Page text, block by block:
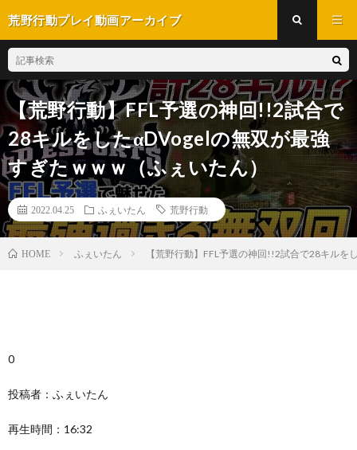
荒野行動プレイ動画アーカイブ
【荒野行動】FFL予選の神回!!2試合で
28キルをしたαDVogelの無双が最強
すぎたｗｗｗ（ふぇいたん）
2022.04.25 ふぇいたん 荒野行動
HOME ふぇいたん 【荒野行動】FFL予選の神回!!2試合で28キルを
0
投稿者：ふぇいたん
再生時間：16:32